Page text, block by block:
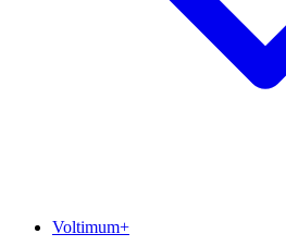
Voltimum+